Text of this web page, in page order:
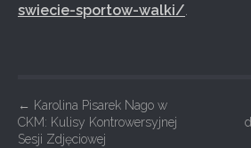
swiecie-sportow-walki/.
P
o
← Karolina Pisarek Nago w
CKM: Kulisy Kontrowersyjnej
Sesji Zdjęciowej